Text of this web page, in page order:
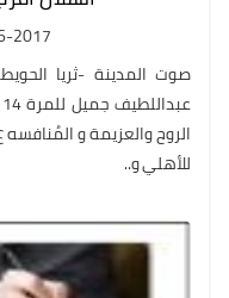
05-26-2017
صوت المدينة -ثريا
الروح والعزيمة و
للأهلي و..